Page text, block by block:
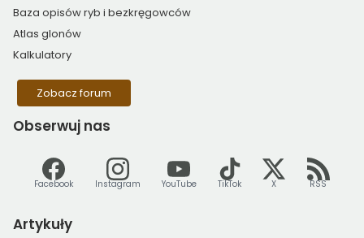
Baza opisów ryb i bezkręgowców
Atlas glonów
Kalkulatory
Zobacz forum
Obserwuj nas
Facebook Instagram YouTube TikTok X RSS
Artykuły